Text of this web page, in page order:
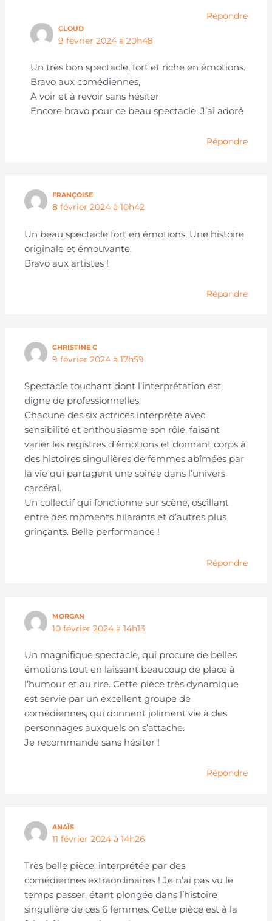
Répondre
CLOUD
9 février 2024 à 20h48
Un très bon spectacle, fort et riche en émotions.
Bravo aux comédiennes,
À voir et à revoir sans hésiter
Encore bravo pour ce beau spectacle. J’ai adoré
Répondre
FRANÇOISE
8 février 2024 à 10h42
Un beau spectacle fort en émotions. Une histoire
originale et émouvante.
Bravo aux artistes !
Répondre
CHRISTINE C
9 février 2024 à 17h59
Spectacle touchant dont l’interprétation est
digne de professionnelles.
Chacune des six actrices interprète avec
sensibilité et enthousiasme son rôle, faisant
varier les registres d’émotions et donnant corps à
des histoires singulières de femmes abîmées par
la vie qui partagent une soirée dans l’univers
carcéral.
Un collectif qui fonctionne sur scène, oscillant
entre des moments hilarants et d’autres plus
grinçants. Belle performance !
Répondre
MORGAN
10 février 2024 à 14h13
Un magnifique spectacle, qui procure de belles
émotions tout en laissant beaucoup de place à
l’humour et au rire. Cette pièce très dynamique
est servie par un excellent groupe de
comédiennes, qui donnent joliment vie à des
personnages auxquels on s’attache.
Je recommande sans hésiter !
Répondre
ANAÏS
11 février 2024 à 14h26
Très belle pièce, interprétée par des
comédiennes extraordinaires ! Je n’ai pas vu le
temps passer, étant plongée dans l’histoire
singulière de ces 6 femmes. Cette pièce est à la